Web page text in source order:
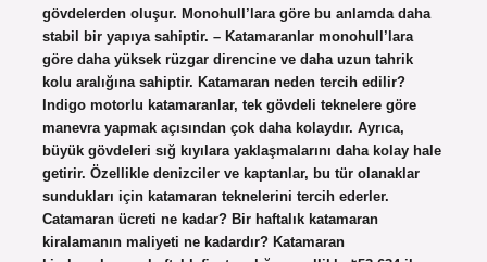
gövdelerden oluşur. Monohull’lara göre bu anlamda daha
stabil bir yapıya sahiptir. – Katamaranlar monohull’lara
göre daha yüksek rüzgar direncine ve daha uzun tahrik
kolu aralığına sahiptir. Katamaran neden tercih edilir?
Indigo motorlu katamaranlar, tek gövdeli teknelere göre
manevra yapmak açısından çok daha kolaydır. Ayrıca,
büyük gövdeleri sığ kıyılara yaklaşmalarını daha kolay hale
getirir. Özellikle denizciler ve kaptanlar, bu tür olanaklar
sundukları için katamaran teknelerini tercih ederler.
Catamaran ücreti ne kadar? Bir haftalık katamaran
kiralamanın maliyeti ne kadardır? Katamaran